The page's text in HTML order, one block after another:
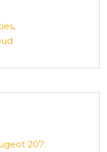
207: